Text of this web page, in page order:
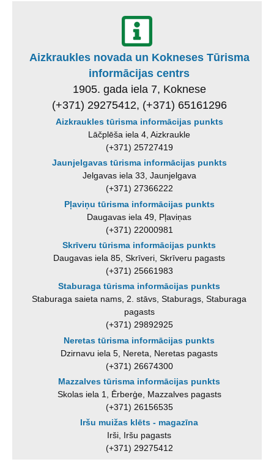
Aizkraukles novada un Kokneses Tūrisma
informācijas centrs
1905. gada iela 7, Koknese
(+371) 29275412, (+371) 65161296
Aizkraukles tūrisma informācijas punkts
Lāčplēša iela 4, Aizkraukle
(+371) 25727419
Jaunjelgavas tūrisma informācijas punkts
Jelgavas iela 33, Jaunjelgava
(+371) 27366222
Pļaviņu tūrisma informācijas punkts
Daugavas iela 49, Pļaviņas
(+371) 22000981
Skrīveru tūrisma informācijas punkts
Daugavas iela 85, Skrīveri, Skrīveru pagasts
(+371) 25661983
Staburaga tūrisma informācijas punkts
Staburaga saieta nams, 2. stāvs, Staburags, Staburaga
pagasts
(+371) 29892925
Neretas tūrisma informācijas punkts
Dzirnavu iela 5, Nereta, Neretas pagasts
(+371) 26674300
Mazzalves tūrisma informācijas punkts
Skolas iela 1, Ērberģe, Mazzalves pagasts
(+371) 26156535
Iršu muižas klēts - magazīna
Irši, Iršu pagasts
(+371) 29275412